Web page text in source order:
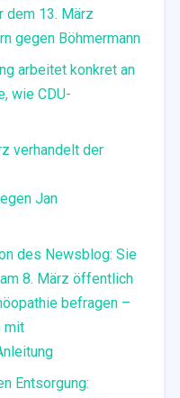
dem 13. März
gegen Böhmermann
arbeitet konkret an
wie CDU-
verhandelt der
Jan
des Newsblog: Sie
8. März öffentlich
befragen –
mit
Entsorgung: